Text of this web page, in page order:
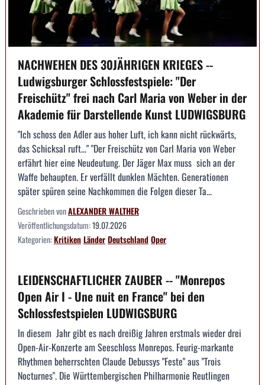
NACHWEHEN DES 30JÄHRIGEN KRIEGES --
Ludwigsburger Schlossfestspiele: "Der
Freischütz" frei nach Carl Maria von Weber in der
Akademie für Darstellende Kunst LUDWIGSBURG
"Ich schoss den Adler aus hoher Luft, ich kann nicht rückwärts,
das Schicksal ruft..." "Der Freischütz von Carl Maria von Weber
erfährt hier eine Neudeutung. Der Jäger Max muss sich an der
Waffe behaupten. Er verfällt dunklen Mächten. Generationen
später spüren seine Nachkommen die Folgen dieser Ta...
Geschrieben vonALEXANDER WALTHER
Veröffentlichungsdatum:19.07.2026
Kategorien:KritikenLänderDeutschlandOper
LEIDENSCHAFTLICHER ZAUBER -- "Monrepos
Open Air I - Une nuit en France" bei den
Schlossfestspielen LUDWIGSBURG
In diesem Jahr gibt es nach dreißig Jahren erstmals wieder drei
Open-Air-Konzerte am Seeschloss Monrepos. Feurig-markante
Rhythmen beherrschten Claude Debussys "Feste" aus "Trois
Nocturnes". Die Württembergischen Philharmonie Reutlingen